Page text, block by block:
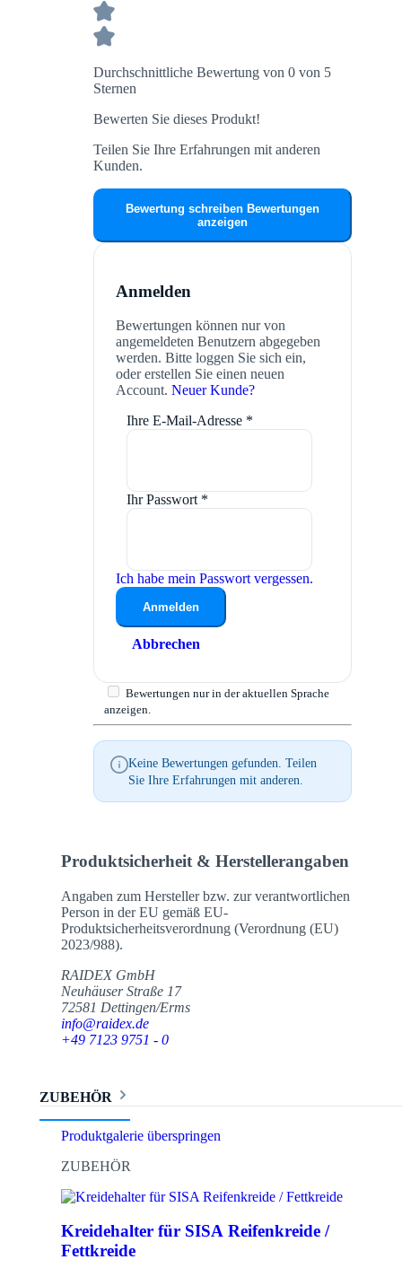
Durchschnittliche Bewertung von 0 von 5
Sternen
Bewerten Sie dieses Produkt!
Teilen Sie Ihre Erfahrungen mit anderen
Kunden.
Bewertung schreiben Bewertungen
anzeigen
Anmelden
Bewertungen können nur von
angemeldeten Benutzern abgegeben
werden. Bitte loggen Sie sich ein,
oder erstellen Sie einen neuen
Account. Neuer Kunde?
Ihre E-Mail-Adresse *
Ihr Passwort *
Ich habe mein Passwort vergessen.
Anmelden
Abbrechen
Bewertungen nur in der aktuellen Sprache
anzeigen.
Keine Bewertungen gefunden. Teilen
Sie Ihre Erfahrungen mit anderen.
Produktsicherheit & Herstellerangaben
Angaben zum Hersteller bzw. zur verantwortlichen
Person in der EU gemäß EU-
Produktsicherheitsverordnung (Verordnung (EU)
2023/988).
RAIDEX GmbH
Neuhäuser Straße 17
72581 Dettingen/Erms
info@raidex.de
+49 7123 9751 - 0
ZUBEHÖR
Produktgalerie überspringen
ZUBEHÖR
Kreidehalter für SISA Reifenkreide /
Fettkreide